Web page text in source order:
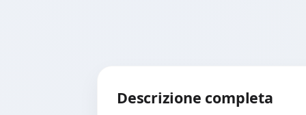
Descrizione completa